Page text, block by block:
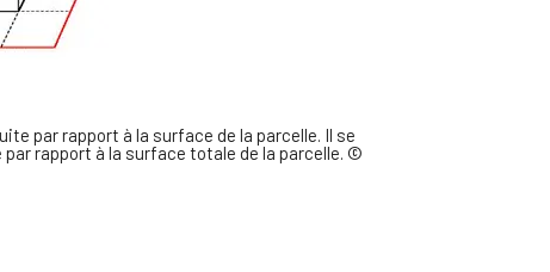
par rapport à la surface de la parcelle. Il se
rapport à la surface totale de la parcelle. ©